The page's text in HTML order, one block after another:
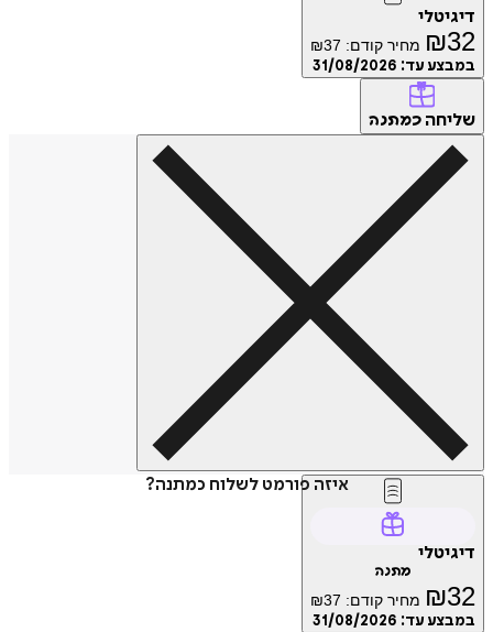
₪ מחיר קודם: ₪37
עד:31/08/2026
כמתנה
איזה פורמט לשלוח כמתנה?
מתנה
₪ מחיר קודם: ₪37
עד:31/08/2026